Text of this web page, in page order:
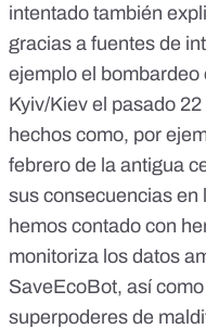
intentado también
gracias a fuentes de
ejemplo el bombardeo
Kyiv/Kiev el pasado
hechos como, por
febrero de la antigua
sus consecuencias en
hemos contado con
monitoriza los datos
SaveEcoBot, así
superpoderes de